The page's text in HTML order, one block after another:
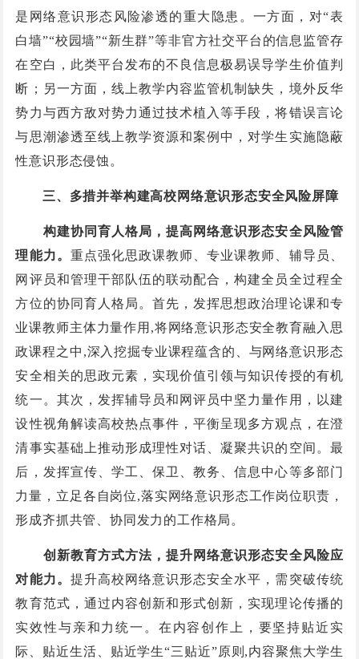
是网络意识形态风险渗透的重大隐患。一方面，对“表
白墙”“校园墙”“新生群”等非官方社交平台的信息监管存
在空白，此类平台发布的不良信息极易误导学生价值判
断；另一方面，线上教学内容监管机制缺失，境外反华
势力与西方敌对势力通过技术植入等手段，将错误言论
与思潮渗透至线上教学资源和案例中，对学生实施隐蔽
性意识形态侵蚀。
三、多措并举构建高校网络意识形态安全风险屏障
构建协同育人格局，提高网络意识形态安全风险管
理能力。 重点强化思政课教师、专业课教师、辅导员、
网评员和管理干部队伍的联动配合，构建全员全过程全
方位的协同育人格局。首先，发挥思想政治理论课和专
业课教师主体力量作用,将网络意识形态安全教育融入思
政课程之中,深入挖掘专业课程蕴含的、与网络意识形态
安全相关的思政元素，实现价值引领与知识传授的有机
统一。其次，发挥辅导员和网评员中坚力量作用，以建
设性视角解读高校热点事件，平衡呈现多方观点，在澄
清事实基础上推动形成理性对话、凝聚共识的空间。最
后，发挥宣传、学工、保卫、教务、信息中心等多部门
力量，立足各自岗位,落实网络意识形态工作岗位职责，
形成齐抓共管、协同发力的工作格局。
创新教育方式方法，提升网络意识形态安全风险应
对能力。 提升高校网络意识形态安全水平，需突破传统
教育范式，通过内容创新和形式创新，实现理论传播的
实效性与亲和力统一。在内容创作上，要坚持贴近实
际、贴近生活、贴近学生“三贴近”原则,内容聚焦大学生